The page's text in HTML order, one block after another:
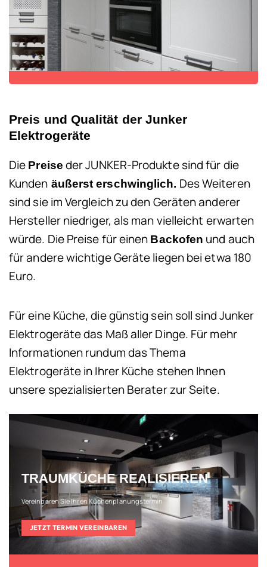
Preis und Qualität der Junker
Elektrogeräte
Die Preise der JUNKER-Produkte sind für die
Kunden äußerst erschwinglich. Des Weiteren
sind sie im Vergleich zu den Geräten anderer
Hersteller niedriger, als man vielleicht erwarten
würde. Die Preise für einen Backofen und auch
für andere wichtige Geräte liegen bei etwa 180
Euro.
Für eine Küche, die günstig sein soll sind Junker
Elektrogeräte das Maß aller Dinge. Für mehr
Informationen rundum das Thema
Elektrogeräte in Ihrer Küche stehen Ihnen
unsere spezialisierten Berater zur Seite.
TRAUMKÜCHE REALISIEREN
Vereinbaren Sie Ihren Küchenplanungstermin
JETZT TERMIN VEREINBAREN